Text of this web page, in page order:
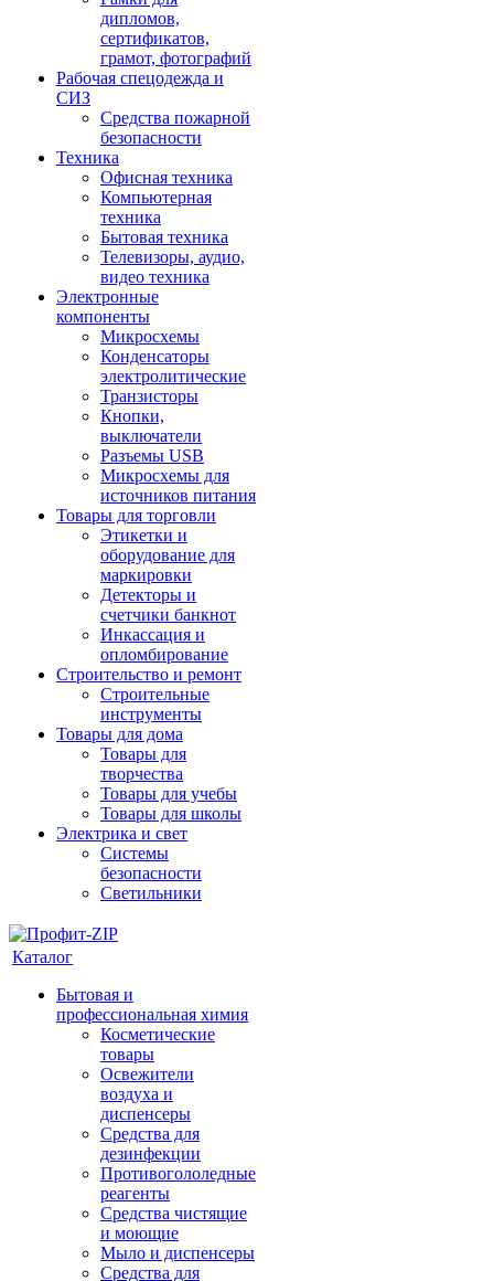
дипломов,
сертификатов,
грамот, фотографий
Рабочая спецодежда и
СИЗ
Средства пожарной
безопасности
Техника
Офисная техника
Компьютерная
техника
Бытовая техника
Телевизоры, аудио,
видео техника
Электронные
компоненты
Микросхемы
Конденсаторы
электролитические
Транзисторы
Кнопки,
выключатели
Разъемы USB
Микросхемы для
источников питания
Товары для торговли
Этикетки и
оборудование для
маркировки
Детекторы и
счетчики банкнот
Инкассация и
опломбирование
Строительство и ремонт
Строительные
инструменты
Товары для дома
Товары для
творчества
Товары для учебы
Товары для школы
Электрика и свет
Системы
безопасности
Светильники
Каталог
Бытовая и
профессиональная химия
Косметические
товары
Освежители
воздуха и
диспенсеры
Средства для
дезинфекции
Противогололедные
реагенты
Средства чистящие
и моющие
Мыло и диспенсеры
Средства для